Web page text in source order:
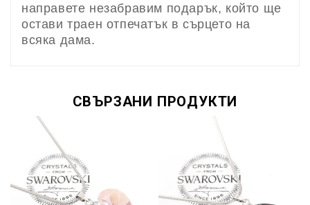
направете незабравим подарък, който ще
остави траен отпечатък в сърцето на
всяка дама.
СВЪРЗАНИ ПРОДУКТИ